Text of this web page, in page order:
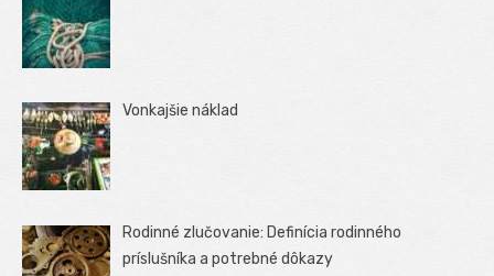
Vonkajšie náklad
Rodinné zlučovanie: Definícia rodinného
príslušníka a potrebné dôkazy